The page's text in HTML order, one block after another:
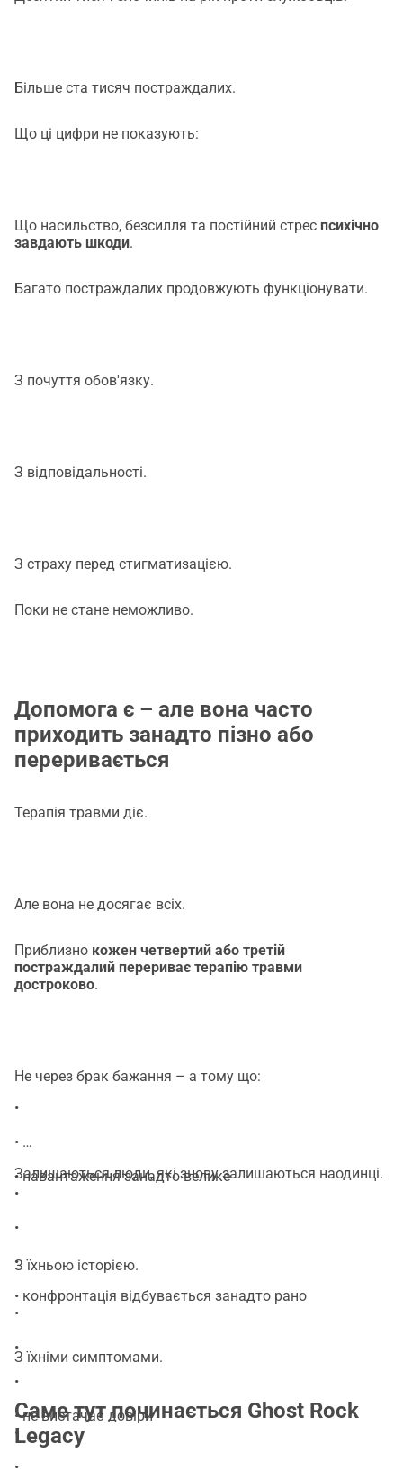
Більше ста тисяч постраждалих.
Що ці цифри не показують:
Що насильство, безсилля та постійний стрес психічно
завдають шкоди.
Багато постраждалих продовжують функціонувати.
З почуття обов'язку.
З відповідальності.
З страху перед стигматизацією.
Поки не стане неможливо.
Допомога є – але вона часто
приходить занадто пізно або
переривається
Терапія травми діє.
Але вона не досягає всіх.
Приблизно кожен четвертий або третій
постраждалий перериває терапію травми
достроково.
Не через брак бажання – а тому що:
•
•
• навантаження занадто велике
•
•
•
• конфронтація відбувається занадто рано
•
•
•
• не вистачає довіри
•
•
Залишаються люди, які знову залишаються наодинці.
З їхньою історією.
З їхніми симптомами.
Саме тут починається Ghost Rock
Legacy